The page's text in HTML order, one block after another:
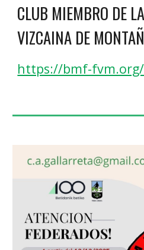
CLUB MIEMBRO DE
VIZCAINA DE
https://bmf-fvm.org/